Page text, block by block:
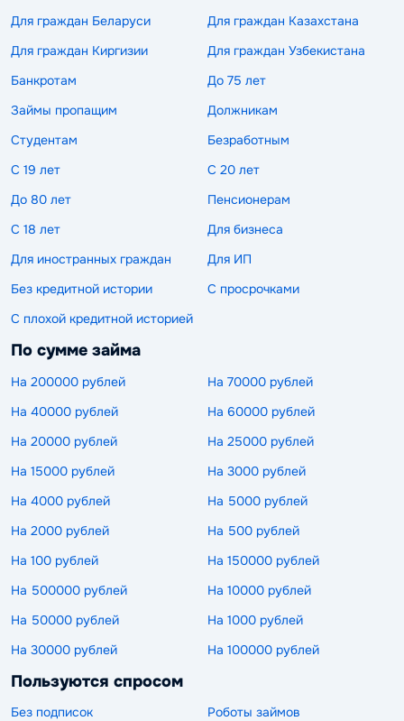
Для граждан Беларуси
Для граждан Казахстана
Для граждан Киргизии
Для граждан Узбекистана
Банкротам
До 75 лет
Займы пропащим
Должникам
Студентам
Безработным
С 19 лет
С 20 лет
До 80 лет
Пенсионерам
С 18 лет
Для бизнеса
Для иностранных граждан
Для ИП
Без кредитной истории
С просрочками
С плохой кредитной историей
По сумме займа
На 200000 рублей
На 70000 рублей
На 40000 рублей
На 60000 рублей
На 20000 рублей
На 25000 рублей
На 15000 рублей
На 3000 рублей
На 4000 рублей
На 5000 рублей
На 2000 рублей
На 500 рублей
На 100 рублей
На 150000 рублей
На 500000 рублей
На 10000 рублей
На 50000 рублей
На 1000 рублей
На 30000 рублей
На 100000 рублей
Пользуются спросом
Без подписок
Роботы займов